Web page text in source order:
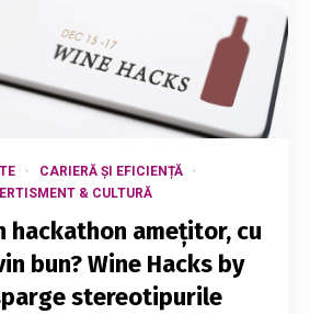
CARIERĂ ȘI EFICIENȚĂ
& CULTURĂ
hackathon amețitor, cu
bun? Wine Hacks by
stereotipurile